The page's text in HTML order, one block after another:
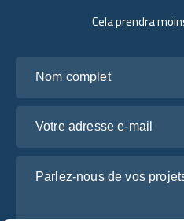
Cela prendra